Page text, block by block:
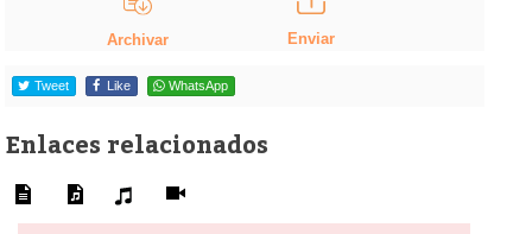
Archivar Enviar
Tweet Like WhatsApp
Enlaces relacionados